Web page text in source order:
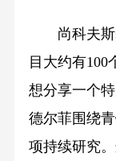
尚科夫斯
目大约有100
想分享一个
德尔菲围绕
项持续研究